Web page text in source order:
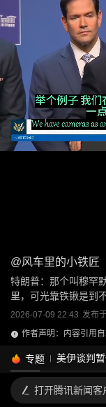
@风车里的小铁匠
特朗普：那个叫穆罕
里，可光靠铁锹是到
2026-07-09 22:43 发布
作者声明：内容引用
专题 美伊谈判
打开腾讯新闻客